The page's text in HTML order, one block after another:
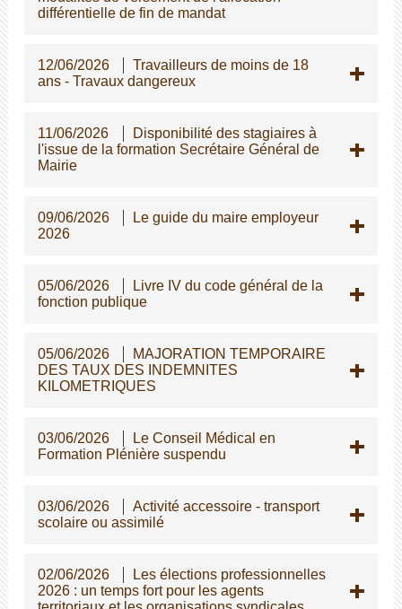
différentielle de fin de mandat
12/06/2026
Travailleurs de moins de 18
ans - Travaux dangereux
11/06/2026
Disponibilité des stagiaires à
l'issue de la formation Secrétaire Général de
Mairie
09/06/2026
Le guide du maire employeur
2026
05/06/2026
Livre IV du code général de la
fonction publique
05/06/2026
MAJORATION TEMPORAIRE
DES TAUX DES INDEMNITES
KILOMETRIQUES
03/06/2026
Le Conseil Médical en
Formation Plénière suspendu
03/06/2026
Activité accessoire - transport
scolaire ou assimilé
02/06/2026
Les élections professionnelles
2026 : un temps fort pour les agents